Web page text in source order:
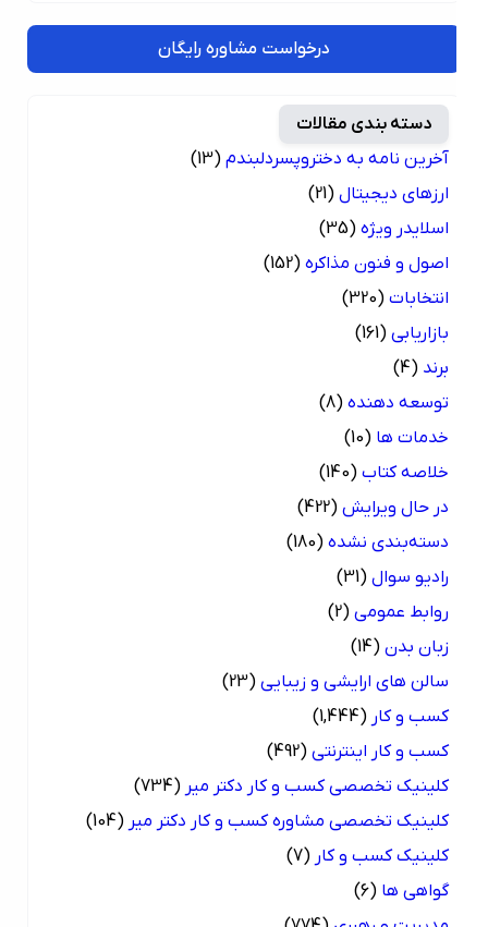
درخواست مشاوره رایگان
دسته بندی مقالات
آخرین نامه به دختروپسردلبندم (13)
ارزهای دیجیتال (21)
اسلایدر ویژه (35)
اصول و فنون مذاکره (152)
انتخابات (320)
بازاریابی (161)
(4)
توسعه دهنده (8)
خدمات ها (10)
خلاصه کتاب (140)
در حال ویرایش (422)
دسته‌بندی نشده (180)
رادیو سوال (31)
روابط عمومی (2)
زبان بدن (14)
سالن های ارایشی و زیبایی (23)
کسب و کار (1,444)
کسب و کار اینترنتی (492)
کلینیک تخصصی کسب و کار دکتر میر (734)
کلینیک تخصصی مشاوره کسب و کار دکتر میر (104)
کلینیک کسب و کار (7)
گواهی ها (6)